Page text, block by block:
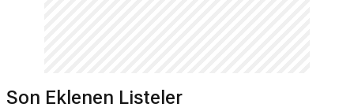
Son Eklenen Listeler